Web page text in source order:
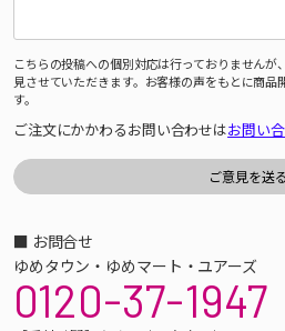
こちらの投稿への個別対応は行っておりません
見させていただきます。お客様の声をもとに商品
す。
ご注文にかかわるお問い合わせはお問い
■ お問合せ
ゆめタウン・ゆめマート・ユアーズ
0120-37-1947